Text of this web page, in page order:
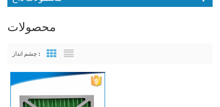
محصولات
چشم انداز : Grid View